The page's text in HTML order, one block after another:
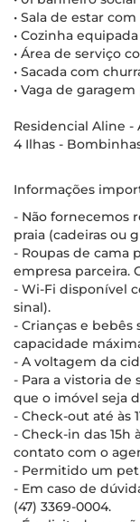
• Sala de estar
• Cozinha
• Área de serviço
• Sacada com
• Vaga de
Residencial Aline -
4 Ilhas -
Informações
- Não fornecemos
praia (cadeiras ou
- Roupas de cama
empresa parceira.
- Wi-Fi disponível
sinal).
- Crianças e
capacidade
- A voltagem da
- Para a vistoria de
que o imóvel seja
- Check-out até às
- Check-in das 15h
contato com o
- Permitido um
- Em caso de
(47) 3369-0004.